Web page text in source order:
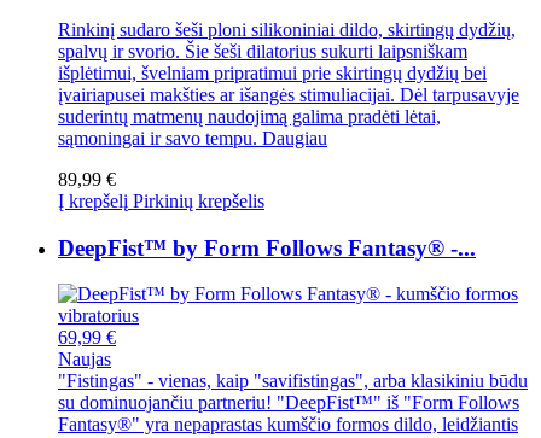
Rinkinį sudaro šeši ploni silikoniniai dildo, skirtingų dydžių,
spalvų ir svorio. Šie šeši dilatorius sukurti laipsniškam
išplėtimui, švelniam pripratimui prie skirtingų dydžių bei
įvairiapusei makšties ar išangės stimuliacijai. Dėl tarpusavyje
suderintų matmenų naudojimą galima pradėti lėtai,
sąmoningai ir savo tempu. Daugiau
89,99 €
Į krepšelį Pirkinių krepšelis
DeepFist™ by Form Follows Fantasy® -...
69,99 €
Naujas
"Fistingas" - vienas, kaip "savifistingas", arba klasikiniu būdu
su dominuojančiu partneriu! "DeepFist™" iš "Form Follows
Fantasy®" yra nepaprastas kumščio formos dildo, leidžiantis